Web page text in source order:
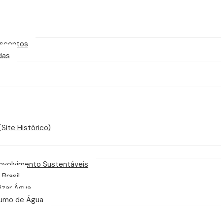
Histórico)
Sustentáveis
Água
de Água